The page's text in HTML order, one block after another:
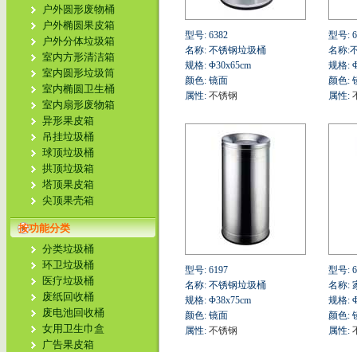
户外圆形废物桶
户外椭圆果皮箱
户外分体垃圾箱
室内方形清洁箱
室内圆形垃圾筒
室内椭圆卫生桶
室内扇形废物箱
异形果皮箱
吊挂垃圾桶
球顶垃圾桶
拱顶垃圾箱
塔顶果皮箱
尖顶果壳箱
按功能分类
分类垃圾桶
环卫垃圾桶
医疗垃圾桶
废纸回收桶
废电池回收桶
女用卫生巾盒
广告果皮箱
型号: 6382
名称: 不锈钢垃圾桶
规格: Φ30x65cm
颜色: 镜面
属性: 不锈钢
型号:
名称:
规格:
颜色:
属性:
型号: 6197
名称: 不锈钢垃圾桶
规格: Φ38x75cm
颜色: 镜面
属性: 不锈钢
型号:
名称:
规格:
颜色:
属性: